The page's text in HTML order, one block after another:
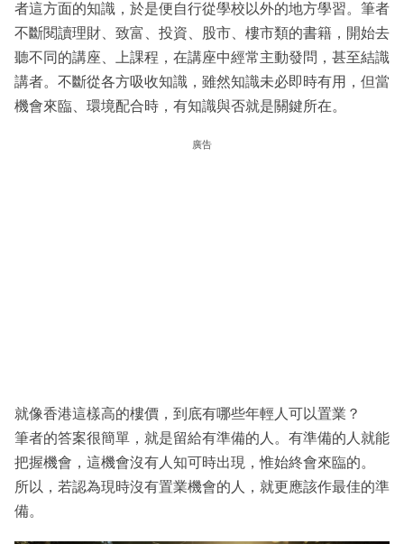
者這方面的知識，於是便自行從學校以外的地方學習。筆者
不斷閱讀理財、致富、投資、股市、樓市類的書籍，開始去
聽不同的講座、上課程，在講座中經常主動發問，甚至結識
講者。不斷從各方吸收知識，雖然知識未必即時有用，但當
機會來臨、環境配合時，有知識與否就是關鍵所在。
廣告
就像香港這樣高的樓價，到底有哪些年輕人可以置業？
筆者的答案很簡單，就是留給有準備的人。有準備的人就能
把握機會，這機會沒有人知可時出現，惟始終會來臨的。
所以，若認為現時沒有置業機會的人，就更應該作最佳的準
備。